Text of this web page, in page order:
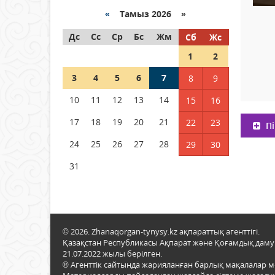
энергиясын өндіру бойынша
04 тамыз 2026 ж. 110
МЕ?
04 тамыз 2026 ж. 101
байланысты суды үнемдей
« Тамыз 2026 »
Дс
Сс Ср Бс Жм Сб
Жс
1
2
3
4 5 6 7 8
9
10
11 12 13 14 15
16
17
18 19 20 21 22
23
24
25 26 27 28 29
30
31
© 2026. Zhanaqorgan-tynysy.kz ақпараттық агенттігі.
Қазақстан Республикасы Ақпарат және Қоғамдық даму
21.07.2022 жылы берілген.
® Агенттік сайтында жарияланған барлық